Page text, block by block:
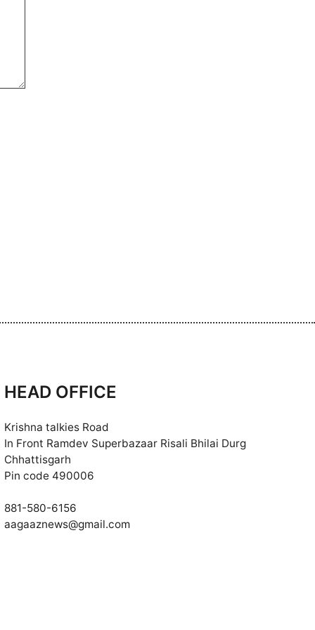
HEAD OFFICE
Krishna talkies Road
In Front Ramdev Superbazaar Risali Bhilai Durg
Chhattisgarh
Pin code 490006
881-580-6156
aagaaznews@gmail.com